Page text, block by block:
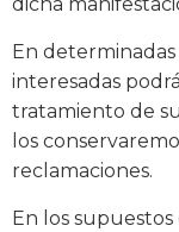
En determinadas
interesadas
tratamiento de
los
reclamaciones.
En los